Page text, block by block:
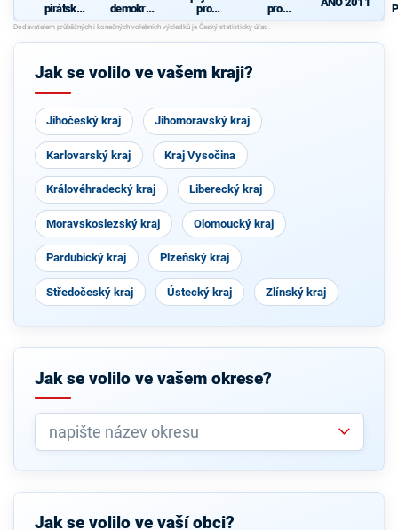
pirátská
strana
demokrati
cká strana
+
STAROST
NEZÁVISL
ČEŠI
pro
Královéhra
decký kraj
pro
Královéhra
decký kraj
- KDU-
Jak se volilo ve vašem kraji?
Jihočeský kraj Jihomoravský kraj
Karlovarský kraj Kraj Vysočina
Královéhradecký kraj Liberecký kraj
Moravskoslezský kraj Olomoucký kraj
Pardubický kraj Plzeňský kraj
Středočeský kraj Ústecký kraj Zlínský kraj
Jak se volilo ve vašem okrese?
Jak se volilo ve vaší obci?